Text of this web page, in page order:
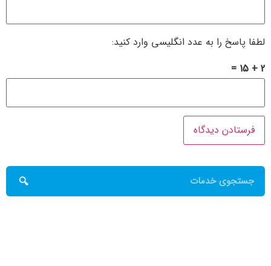
لطفا پاسخ را به عدد انگلیسی وارد کنید:
2 + 15 =